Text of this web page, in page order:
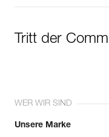
Tritt der
WER WIR SIND
Unsere Marke